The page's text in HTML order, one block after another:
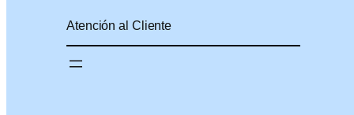
Atención al Cliente